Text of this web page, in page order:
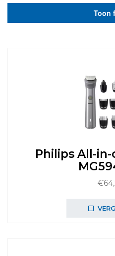
Toon
Philips All-
€